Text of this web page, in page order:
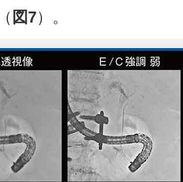
図7）。